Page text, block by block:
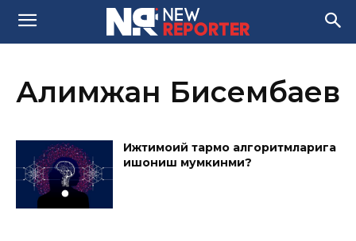
Алимжан Бисембаев
Ижтимоий тармоқ алгоритмларига
ишониш мумкинми?